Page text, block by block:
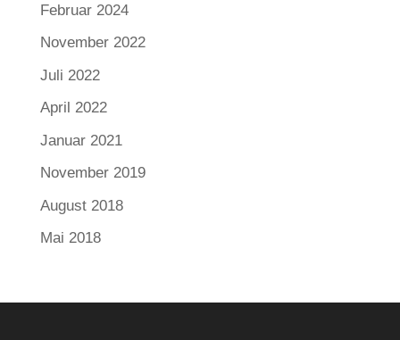
Februar 2024
November 2022
Juli 2022
April 2022
Januar 2021
November 2019
August 2018
Mai 2018